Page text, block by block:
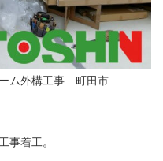
ム外構工事 町田市
事着工。